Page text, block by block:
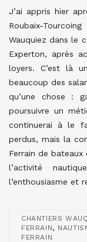
J’ai appris hier
Roubaix-
Wauquiez dans le
Experton, après
loyers. C’est là
beaucoup des
qu’une chose :
poursuivre un
continuerai à le
perdus, mais la
Ferrain de
l’activité
l’enthousiasme et
CHANTIERS
FERRAIN,
FERRAIN